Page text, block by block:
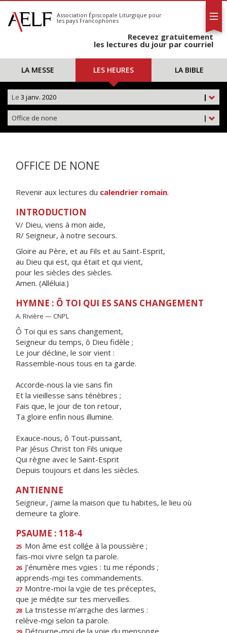
S'abonner
Calendrier
Association Épiscopale Liturgique pour
les pays Francophones
Recevez gratuitement
les lectures du jour par courriel
LA MESSE LES HEURES LA BIBLE
|
Le 3 janv. 2020
|
Office de none
OFFICE DE NONE
Revenir aux lectures du calendrier romain.
INTRODUCTION
V/ Dieu, viens à mon aide,
R/ Seigneur, à notre secours.
Gloire au Père, et au Fils et au Saint-Esprit,
au Dieu qui est, qui était et qui vient,
pour les siècles des siècles.
Amen. (Alléluia.)
HYMNE : Ô TOI QUI ES SANS CHANGEMENT
A. Rivière — CNPL
Ô Toi qui es sans changement,
Seigneur du temps, ô Dieu fidèle ;
Le jour décline, le soir vient :
Rassemble-nous tous en ta garde.
Accorde-nous la vie sans fin
Et la vieillesse sans ténèbres ;
Fais que, le jour de ton retour,
Ta gloire enfin nous illumine.
Exauce-nous, ô Tout-puissant,
Par Jésus Christ ton Fils unique
Qui règne avec le Saint-Esprit
Depuis toujours et dans les siècles.
ANTIENNE
Seigneur, j'aime la maison que tu habites, le lieu où
demeure ta gloire.
PSAUME : 118-4
25 Mon âme est collée à la poussière ;
fais-moi vivre selon ta parole.
26 J’énumère mes voies : tu me réponds ;
apprends-moi tes commandements.
27 Montre-moi la voie de tes préceptes,
que je médite sur tes merveilles.
28 La tristesse m’arrache des larmes :
relève-moi selon ta parole.
Détourne-moi de la voie du mensonge,